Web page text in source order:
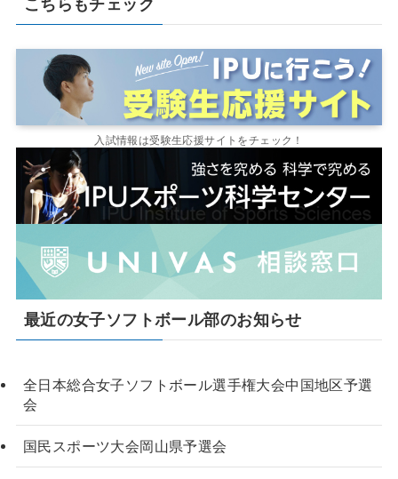
こちらもチェック
入試情報は受験生応援サイトをチェック！
最近の女子ソフトボール部のお知らせ
全日本総合女子ソフトボール選手権大会中国地区予選
会
国民スポーツ大会岡山県予選会